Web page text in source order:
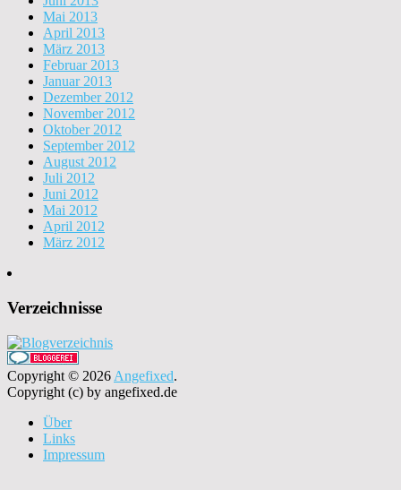
Mai 2013
April 2013
März 2013
Februar 2013
Januar 2013
Dezember 2012
November 2012
Oktober 2012
September 2012
August 2012
Juli 2012
Juni 2012
Mai 2012
April 2012
März 2012
Verzeichnisse
Copyright © 2026 Angefixed.
Copyright (c) by angefixed.de
Über
Links
Impressum